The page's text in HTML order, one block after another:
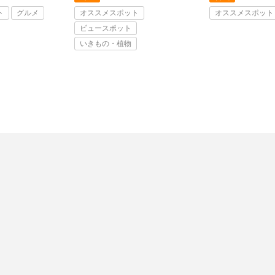
グルメ
オススメスポット
ビュースポット
いきもの・植物
オススメスポット